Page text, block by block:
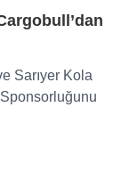
Sarıyer Kola